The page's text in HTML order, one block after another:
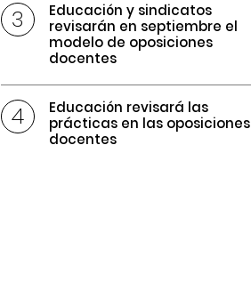
Educación y sindicatos
revisarán en septiembre el
modelo de oposiciones
docentes
Educación revisará las
prácticas en las oposiciones
docentes